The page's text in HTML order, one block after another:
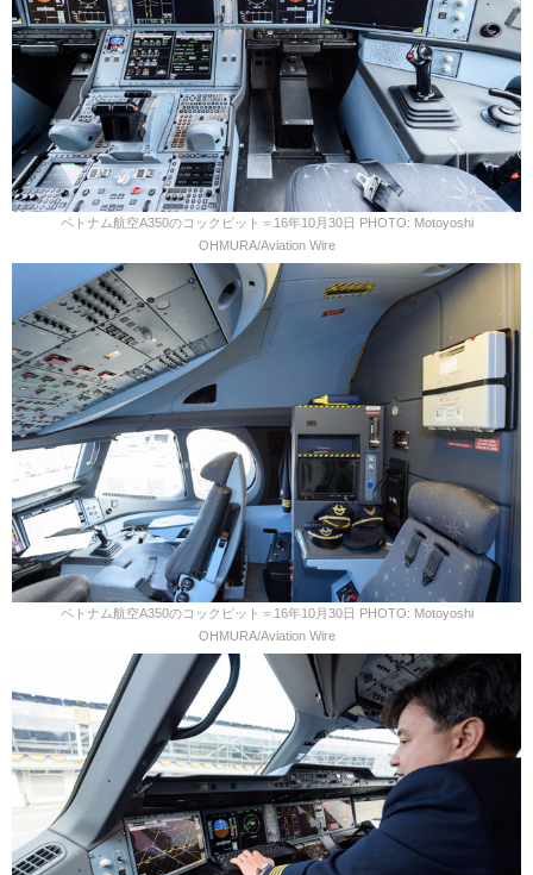
ベトナム航空A350のコックピット＝16年10月30日 PHOTO: Motoyoshi
OHMURA/Aviation Wire
ベトナム航空A350のコックピット＝16年10月30日 PHOTO: Motoyoshi
OHMURA/Aviation Wire